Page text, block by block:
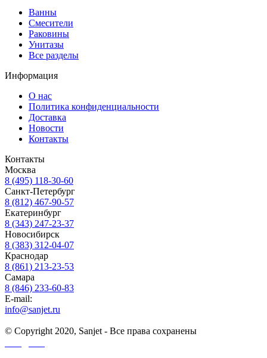
Ванны
Смесители
Раковины
Унитазы
Все разделы
Информация
О нас
Политика конфиденциальности
Доставка
Новости
Контакты
Контакты
Москва
8 (495) 118-30-60
Санкт-Петербург
8 (812) 467-90-57
Екатеринбург
8 (343) 247-23-37
Новосибирск
8 (383) 312-04-07
Краснодар
8 (861) 213-23-53
Самара
8 (846) 233-60-83
E-mail:
info@sanjet.ru
© Copyright 2020, Sanjet - Все права сохранены